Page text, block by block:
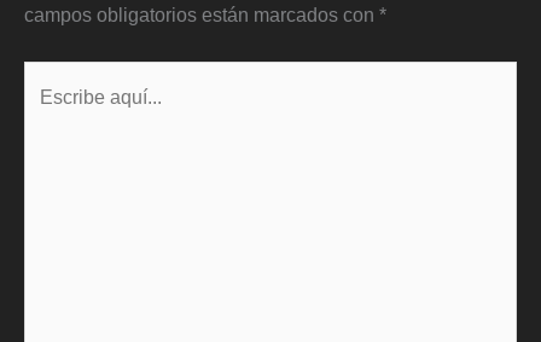
campos obligatorios están marcados con *